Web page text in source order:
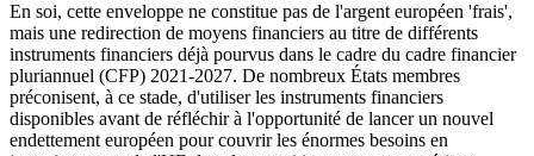
En soi, cette enveloppe ne constitue pas de l'argent européen 'frais',
mais une redirection de moyens financiers au titre de différents
instruments financiers déjà pourvus dans le cadre du cadre financier
pluriannuel (CFP) 2021-2027. De nombreux États membres
préconisent, à ce stade, d'utiliser les instruments financiers
disponibles avant de réfléchir à l'opportunité de lancer un nouvel
endettement européen pour couvrir les énormes besoins en